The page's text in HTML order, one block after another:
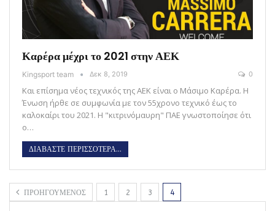
Καρέρα μέχρι το 2021 στην ΑΕΚ
Kingsport team Δεκ 8, 2019 0
Και επίσημα νέος τεχνικός της ΑΕΚ είναι ο Μάσιμο Καρέρα. Η
Ένωση ήρθε σε συμφωνία με τον 55χρονο τεχνικό έως το
καλοκαίρι του 2021. Η "κιτρινόμαυρη" ΠΑΕ γνωστοποίησε ότι
ο…
ΔΙΑΒΑΣΤΕ ΠΕΡΙΣΣΟΤΕΡΑ...
ΠΡΟΗΓΟΥΜΕΝΟΣ 1 2 3 4